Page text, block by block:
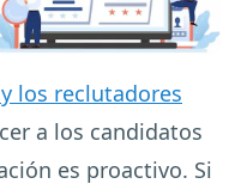
los reclutadores
a los candidatos
es proactivo. Si